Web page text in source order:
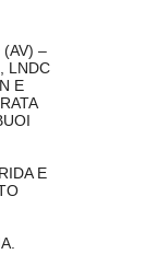
(AV) –
LNDC
E
E